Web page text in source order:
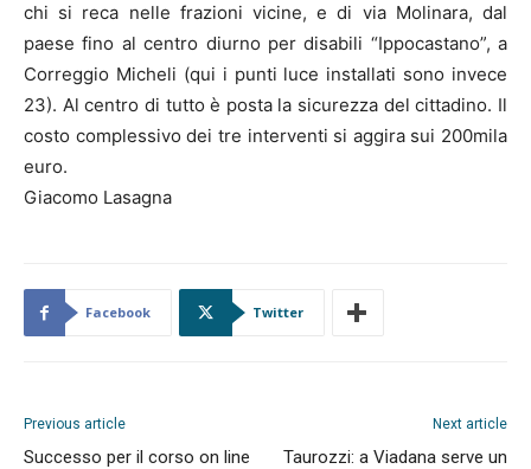
chi si reca nelle frazioni vicine, e di via Molinara, dal
paese fino al centro diurno per disabili “Ippocastano”, a
Correggio Micheli (qui i punti luce installati sono invece
23). Al centro di tutto è posta la sicurezza del cittadino. Il
costo complessivo dei tre interventi si aggira sui 200mila
euro.
Giacomo Lasagna
Facebook Twitter
Previous article
Successo per il corso on line
Next article
Taurozzi: a Viadana serve un